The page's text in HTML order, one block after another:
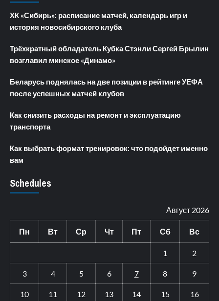
ХК «Сибирь»: расписание матчей, календарь игр и
история новосибирского клуба
Трёхкратный обладатель Кубка Стэнли Сергей Брылин
возглавил минское «Динамо»
Беларусь поднялась на две позиции в рейтинге УЕФА
после успешных матчей клубов
Как снизить расходы на ремонт и эксплуатацию
транспорта
Как выбрать формат тренировок: что подойдет именно
вам
Schedules
Август 2026
Пн Вт Ср Чт Пт Сб Вс
1 2
3 4 5 6 7 8 9
10 11 12 13 14 15 16